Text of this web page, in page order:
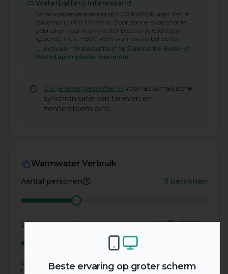
Waterbatterij interessant!
Je terugleververgoeding (€ 0.08/kWh) is lager dan je
stroomprijs (€ 0.30/kWh). Door zonne-overschot te
gebruiken voor warm water bespaar je €330/jaar
(geschat, max. ~1500 kWh warmwaterbehoefte).
→ Activeer "Waterbatterij" bij Elektrische Boiler of
Warmtepompboiler hieronder.
Vul je energieprofiel in voor automatische
synchronisatie van tarieven en
zonnestroom data.
Warmwater Verbruik
Aantal personenMeer informatie 3 personen
Liters warm water per persoon per dagMeer
50liter
Berekening op basis van opwarming koud water (10°C)
naar boilertemperatuur (60°C).
Beste ervaring op groter scherm